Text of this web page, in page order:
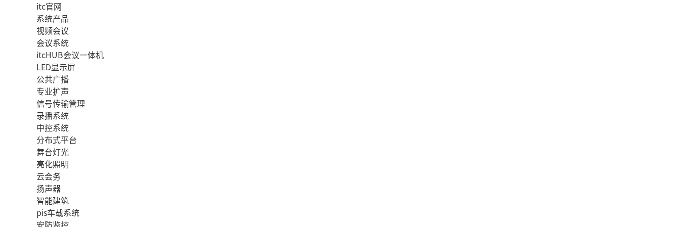
itc官网
系统产品
视频会议
会议系统
itcHUB会议一体机
LED显示屏
公共广播
专业扩声
信号传输管理
录播系统
中控系统
分布式平台
舞台灯光
亮化照明
云会务
扬声器
智能建筑
pis车载系统
安防监控